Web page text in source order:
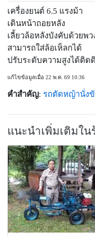
เครื่องยนต์ 6.5 แรงม้า
เดินหน้าถอยหลัง
เลี้ยวล้อหลังบังคับด้วยพว
สามารถใส่ล้อเห็ลกได้
ปรับระดับความสูงได้ติด
แก้ไขข้อมูลเมื่อ 22 พ.ค. 69 10:36
คำสำคัญ: รถตัดหญ้านั่ง
แนะนำเพิ่มเติมใน